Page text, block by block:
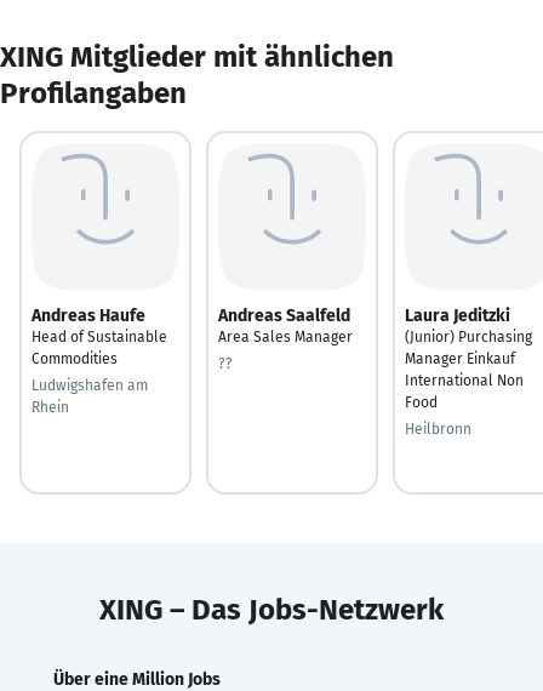
XING Mitglieder mit ähnlichen
Profilangaben
Andreas Haufe
Head of Sustainable
Commodities
Ludwigshafen am
Rhein
Andreas Saalfeld
Area Sales Manager
??
Laura Jeditzki
(Junior) Purchasing
Manager Einkauf
International Non
Food
Heilbronn
XING – Das Jobs-Netzwerk
Über eine Million Jobs